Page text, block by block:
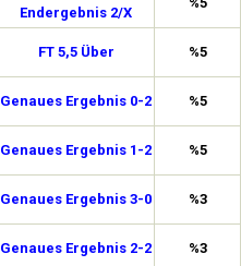
Endergebnis 2/X
FT 5,5 Über %5
Genaues Ergebnis 0-2 %5
Genaues Ergebnis 1-2 %5
Genaues Ergebnis 3-0 %3
Genaues Ergebnis 2-2 %3